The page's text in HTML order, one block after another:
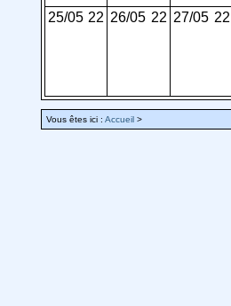
25/05 22 26/05 22 27/05 22
Vous êtes ici : Accueil >